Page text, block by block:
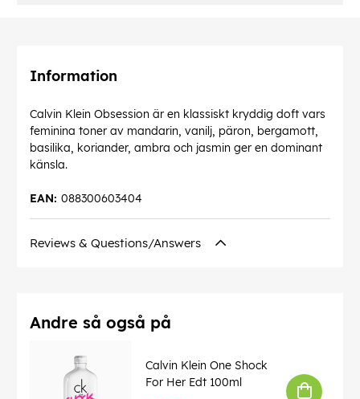
Information
Calvin Klein Obsession är en klassiskt kryddig doft vars
feminina toner av mandarin, vanilj, päron, bergamott,
basilika, koriander, ambra och jasmin ger en dominant
känsla.
088300603404
EAN:
Reviews & Questions/Answers
Andre så også på
Calvin Klein One Shock
For Her Edt 100ml